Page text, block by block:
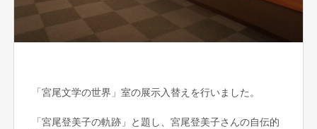
「宮尾文学の世界」室の展示入替えを行いました。
「宮尾登美子の軌跡」と題し、宮尾登美子さんの自伝的